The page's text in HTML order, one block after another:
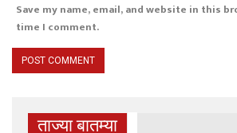
Save my name, email, and website in this
time I comment.
ताज्या बातम्या